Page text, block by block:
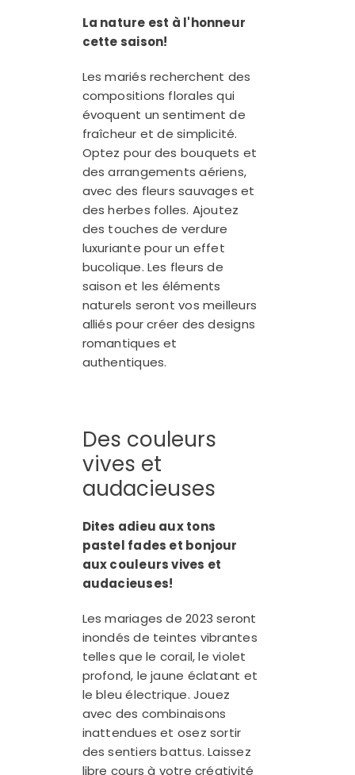
La nature est à l'honneur
cette saison!
Les mariés recherchent des
compositions florales qui
évoquent un sentiment de
fraîcheur et de simplicité.
Optez pour des bouquets et
des arrangements aériens,
avec des fleurs sauvages et
des herbes folles. Ajoutez
des touches de verdure
luxuriante pour un effet
bucolique. Les fleurs de
saison et les éléments
naturels seront vos meilleurs
alliés pour créer des designs
romantiques et
authentiques.
Des couleurs
vives et
audacieuses
Dites adieu aux tons
pastel fades et bonjour
aux couleurs vives et
audacieuses!
Les mariages de 2023 seront
inondés de teintes vibrantes
telles que le corail, le violet
profond, le jaune éclatant et
le bleu électrique. Jouez
avec des combinaisons
inattendues et osez sortir
des sentiers battus. Laissez
libre cours à votre créativité